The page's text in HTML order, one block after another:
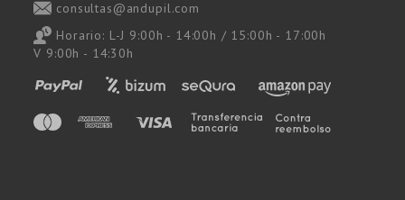
consultas@andupil.com
Horario: L-J 9:00h - 14:00h / 15:00h - 17:00h
V 9:00h - 14:30h